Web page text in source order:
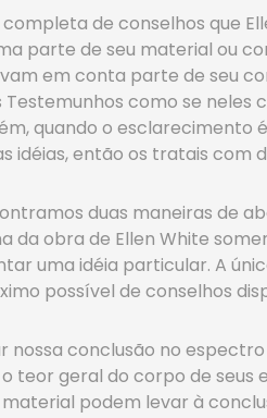
de conselhos que
parte de seu material ou
em conta parte de seu
Testemunhos como se
quando o esclarecimento
idéias, então os tratais com
duas maneiras de
da obra de Ellen White
uma idéia particular. A
possível de conselhos
nossa conclusão no
teor geral do corpo de seus
podem levar à